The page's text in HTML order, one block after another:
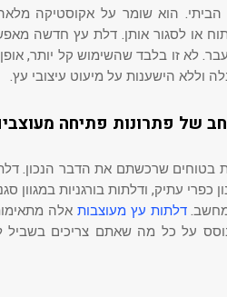
הוא שומר על אקוסטיקה
או לסגור אותן. דלת עץ חדשה
לא זו בלבד שהשימוש קל יותר,
וללא הישענות על מיעוט עיצובי עץ.
של פתרונות פתיחה
בטוחים שרכשתם את הדבר הנכון.
כפרי עתיק, ודלתות בורגניות במגוון
מחשב.דלתות עץ מעוצבות אלה
על כל מה שאתם צריכים בשביל